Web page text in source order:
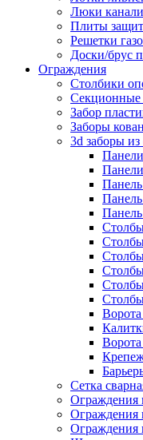
Люки
Плиты
Решетки
Доски/брус
Ограждения
Столбики
Секционные
Забор
Заборы
3d заборы из
Ворота
Сетка
Ограждения
Ограждения
Ограждения